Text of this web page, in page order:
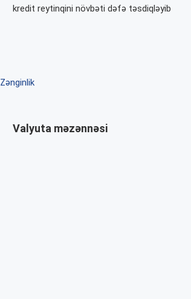
Zənginlik
kredit reytinqini növbəti dəfə təsdiqləyib
Valyuta məzənnəsi